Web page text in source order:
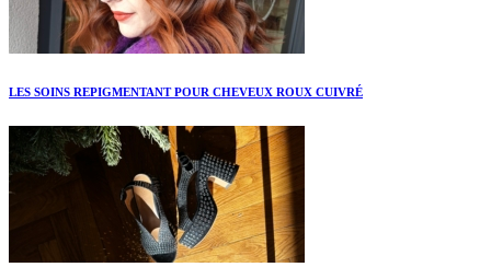
LES SOINS REPIGMENTANT POUR CHEVEUX ROUX CUIVRÉ